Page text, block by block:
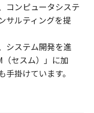
コンピュータシステ
サルティングを提
システム開発を進
セスム）」に加
掛けています。